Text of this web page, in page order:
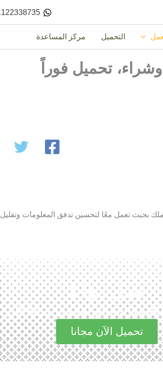
التحميل مركز المساعدة
تحميل فوراً
بحيث تعمل معًا لتحسين تدفق المعلومات
حمل مجانا
الرائعة في مجاناً الآن
تحميل الآن مجانا